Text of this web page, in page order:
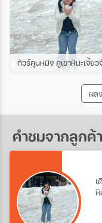
ผล
คำชมจากลูกค้
เ
หิ